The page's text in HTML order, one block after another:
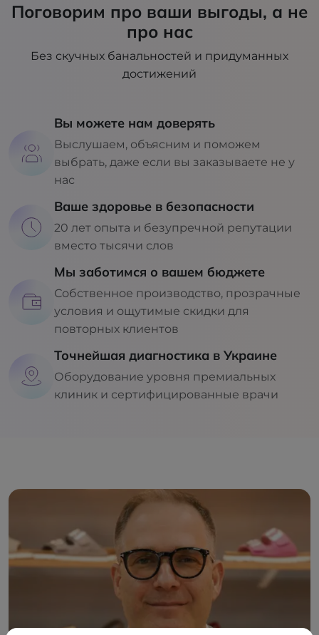
Поговорим про ваши выгоды, а не
про нас
Без скучных банальностей и придуманных
достижений
Вы можете нам доверять
Выслушаем, объясним и поможем
выбрать, даже если вы заказываете не у
нас
Ваше здоровье в безопасности
20 лет опыта и безупречной репутации
вместо тысячи слов
Мы заботимся о вашем бюджете
Собственное производство, прозрачные
условия и ощутимые скидки для
повторных клиентов
Точнейшая диагностика в Украине
Оборудование уровня премиальных
клиник и сертифицированные врачи